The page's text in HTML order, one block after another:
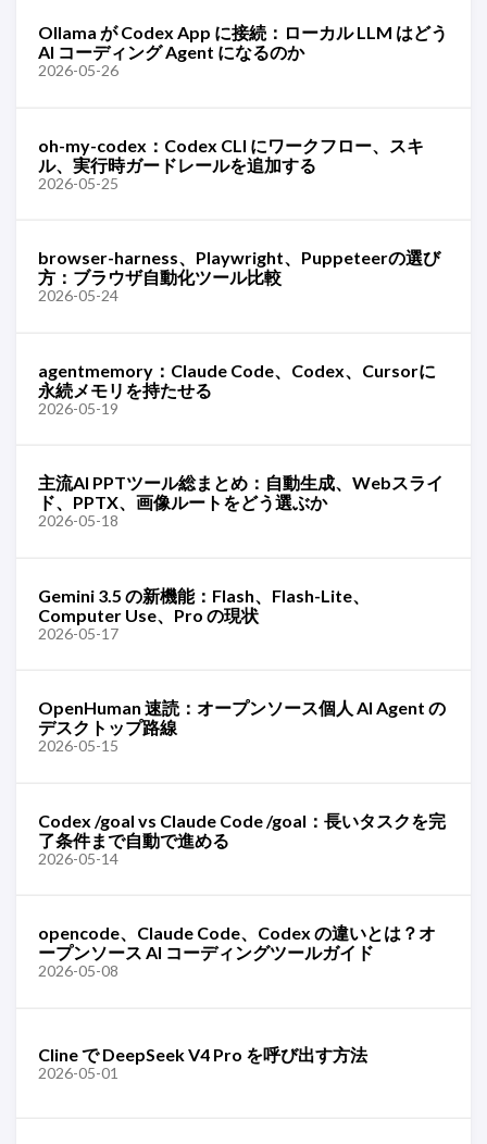
Ollama が Codex App に接続：ローカル LLM はどう
AI コーディング Agent になるのか
2026-05-26
oh-my-codex：Codex CLI にワークフロー、スキ
ル、実行時ガードレールを追加する
2026-05-25
browser-harness、Playwright、Puppeteerの選び
方：ブラウザ自動化ツール比較
2026-05-24
agentmemory：Claude Code、Codex、Cursorに
永続メモリを持たせる
2026-05-19
主流AI PPTツール総まとめ：自動生成、Webスライ
ド、PPTX、画像ルートをどう選ぶか
2026-05-18
Gemini 3.5 の新機能：Flash、Flash-Lite、
Computer Use、Pro の現状
2026-05-17
OpenHuman 速読：オープンソース個人 AI Agent の
デスクトップ路線
2026-05-15
Codex /goal vs Claude Code /goal：長いタスクを完
了条件まで自動で進める
2026-05-14
opencode、Claude Code、Codex の違いとは？オ
ープンソース AI コーディングツールガイド
2026-05-08
Cline で DeepSeek V4 Pro を呼び出す方法
2026-05-01